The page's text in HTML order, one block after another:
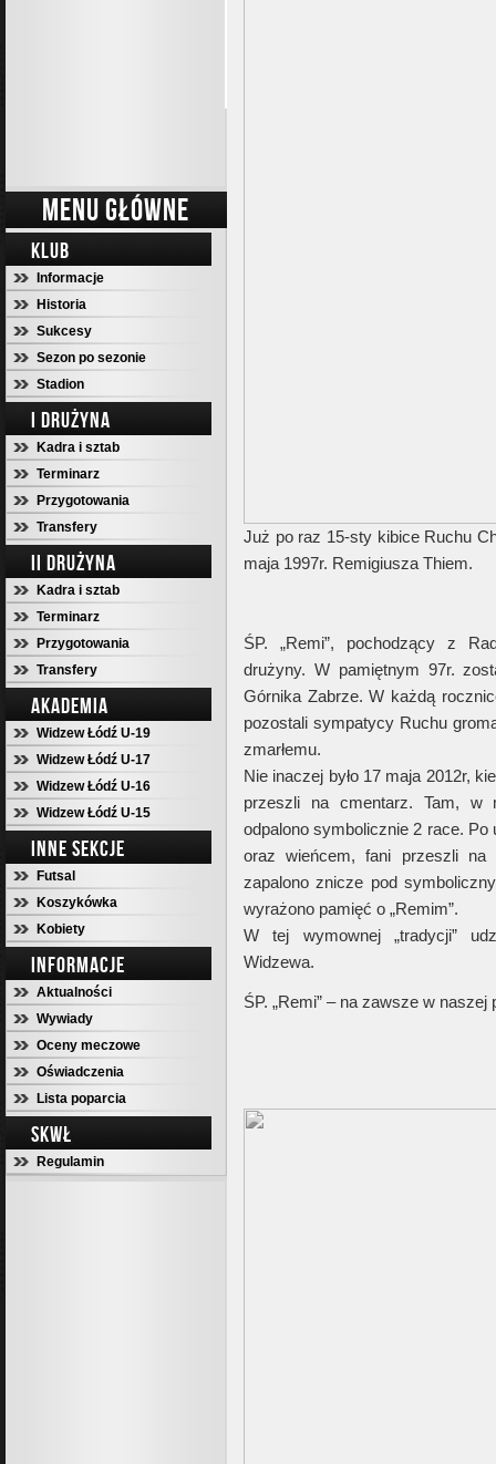
MENU GŁÓWNE
KLUB
Informacje
Historia
Sukcesy
Sezon po sezonie
Stadion
I DRUŻYNA
Kadra i sztab
Terminarz
Przygotowania
Transfery
II DRUŻYNA
Kadra i sztab
Terminarz
Przygotowania
Transfery
AKADEMIA
Widzew Łódź U-19
Widzew Łódź U-17
Widzew Łódź U-16
Widzew Łódź U-15
INNE SEKCJE
Futsal
Koszykówka
Kobiety
INFORMACJE
Aktualności
Wywiady
Oceny meczowe
Oświadczenia
Lista poparcia
SKWŁ
Regulamin
Już po raz 15-sty kibice Ruchu
maja 1997r. Remigiusza Thiem.
ŚP. „Remi”, pochodzący z
drużyny. W pamiętnym 97r.
Górnika Zabrze. W każdą
pozostali sympatycy Ruchu
zmarłemu.
Nie inaczej było 17 maja 2012r,
przeszli na cmentarz. Tam, w
odpalono symbolicznie 2 race.
oraz wieńcem, fani przeszli na
zapalono znicze pod
wyrażono pamięć o „Remim”.
W tej wymownej „tradycji”
Widzewa.
ŚP. „Remi” – na zawsze w naszej